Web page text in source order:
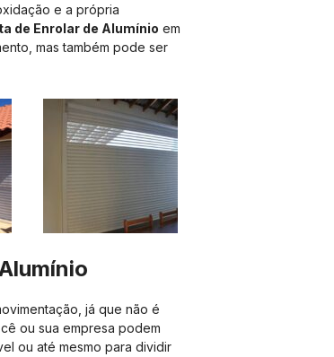
e a própria
de Enrolar de Alumínio em
mas também pode ser
já que não é
ou sua empresa podem
ou até mesmo para dividir